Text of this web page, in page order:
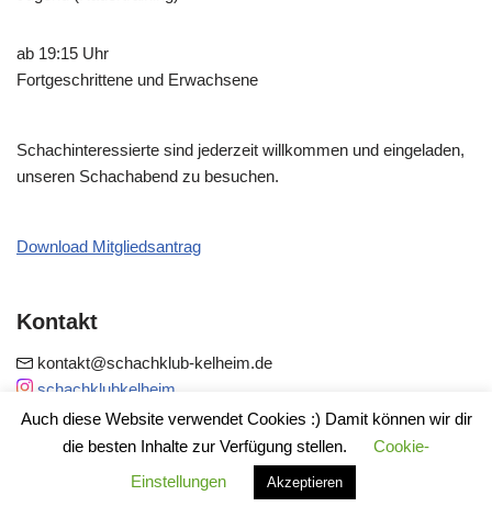
ab 19:15 Uhr
Fortgeschrittene und Erwachsene
Schachinteressierte sind jederzeit willkommen und eingeladen,
unseren Schachabend zu besuchen.
Download Mitgliedsantrag
Kontakt
kontakt@schachklub-kelheim.de
schachklubkelheim
Auch diese Website verwendet Cookies :) Damit können wir dir
die besten Inhalte zur Verfügung stellen.
Cookie-
Einstellungen
Akzeptieren